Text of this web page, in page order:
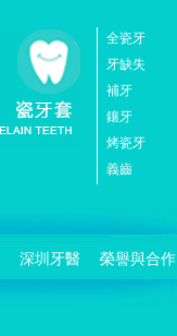
全瓷牙
牙缺失
補牙
鑲牙
烤瓷牙
義齒
深圳牙醫 榮譽與合作